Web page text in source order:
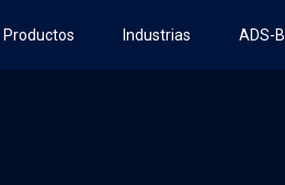
Productos Industrias ADS-B